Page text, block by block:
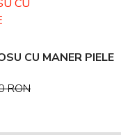
CU MANER PIELE
RON